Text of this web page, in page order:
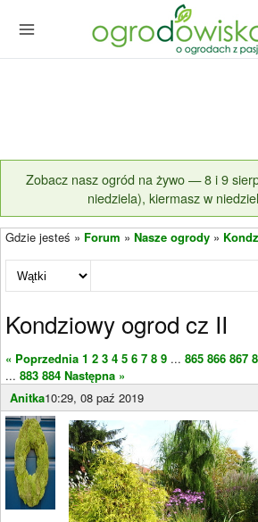
Zobacz nasz ogród na żywo — 8 i 9
niedziela), kiermasz w
Gdzie jesteś » Forum » Nasze ogrody »
Kondziowy ogrod cz II
« Poprzednia 1 2 3 4 5 6 7 8 9 ... 865 866 867
... 883 884 Następna »
Anitka10:29, 08 paź 2019